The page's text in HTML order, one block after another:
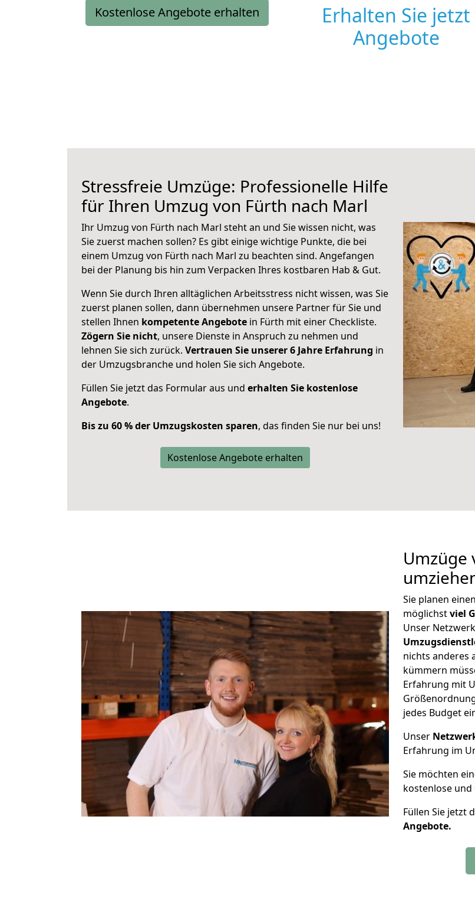
Kostenlose Angebote erhalten
Erhalten Sie jetzt
Angebote
Stressfreie Umzüge: Professionelle Hilfe
für Ihren Umzug von Fürth nach Marl
Ihr Umzug von Fürth nach Marl steht an und Sie wissen nicht, was
Sie zuerst machen sollen? Es gibt einige wichtige Punkte, die bei
einem Umzug von Fürth nach Marl zu beachten sind. Angefangen
bei der Planung bis hin zum Verpacken Ihres kostbaren Hab & Gut.
Wenn Sie durch Ihren alltäglichen Arbeitsstress nicht wissen, was Sie
zuerst planen sollen, dann übernehmen unsere Partner für Sie und
stellen Ihnen kompetente Angebote in Fürth mit einer Checkliste.
Zögern Sie nicht, unsere Dienste in Anspruch zu nehmen und
lehnen Sie sich zurück. Vertrauen Sie unserer 6 Jahre Erfahrung in
der Umzugsbranche und holen Sie sich Angebote.
Füllen Sie jetzt das Formular aus und erhalten Sie kostenlose
Angebote.
Bis zu 60 % der Umzugskosten sparen, das finden Sie nur bei uns!
Kostenlose Angebote erhalten
Umzüge
Sie planen
möglichstviel
Unser
nichts anderes
kümmern
Erfahrung mit
jedes Budget
Unser
Erfahrung im
Sie möchten
kostenlose
Füllen Sie jetzt
Angebote.